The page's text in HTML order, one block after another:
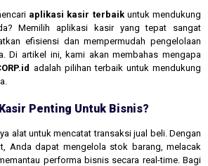
aplikasi kasir terbaikuntuk mendukung
Memilih aplikasi kasir yang tepat sangat
efisiensi dan mempermudah pengelolaan
Di artikel ini, kami akan membahas mengapa
adalah pilihan terbaik untuk mendukung
Penting Untuk Bisnis?
alat untuk mencatat transaksi jual beli. Dengan
Anda dapat mengelola stok barang, melacak
performa bisnis secara real-time. Bagi